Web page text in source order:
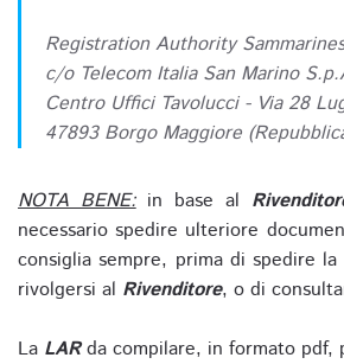
Registration Authority
c/o Telecom Italia San Marino
Centro Uffici Tavolucci - Via 28
47893 Borgo Maggiore
NOTA BENE:in base al
necessario spedire ulteriore
consiglia sempre, prima di spedire
rivolgersi al Rivenditore, o di
La LARda compilare, in formato pdf,